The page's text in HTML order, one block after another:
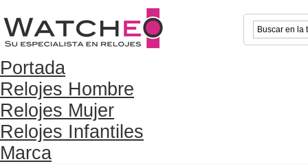
Portada
Relojes Hombre
Relojes Mujer
Relojes Infantiles
Marca